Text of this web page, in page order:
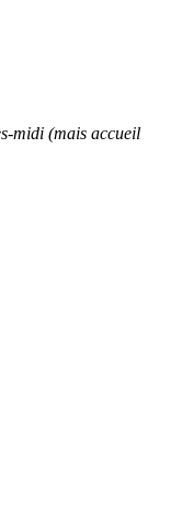
midi (mais accueil